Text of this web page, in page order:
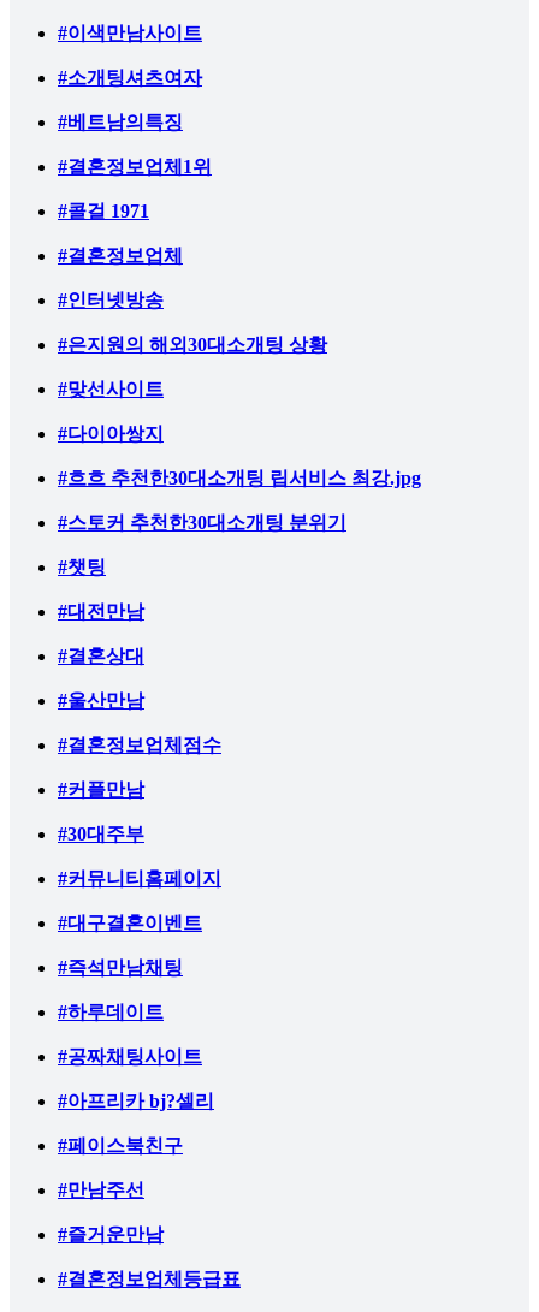
#이색만남사이트
#소개팅셔츠여자
#베트남의특징
#결혼정보업체1위
#콜걸 1971
#결혼정보업체
#인터넷방송
#은지원의 해외30대소개팅 상황
#맞선사이트
#다이아쌍지
#흐흐 추천한30대소개팅 립서비스 최강.jpg
#스토커 추천한30대소개팅 분위기
#챗팅
#대전만남
#결혼상대
#울산만남
#결혼정보업체점수
#커플만남
#30대주부
#커뮤니티홈페이지
#대구결혼이벤트
#즉석만남채팅
#하루데이트
#공짜채팅사이트
#아프리카 bj?셀리
#페이스북친구
#만남주선
#즐거운만남
#결혼정보업체등급표